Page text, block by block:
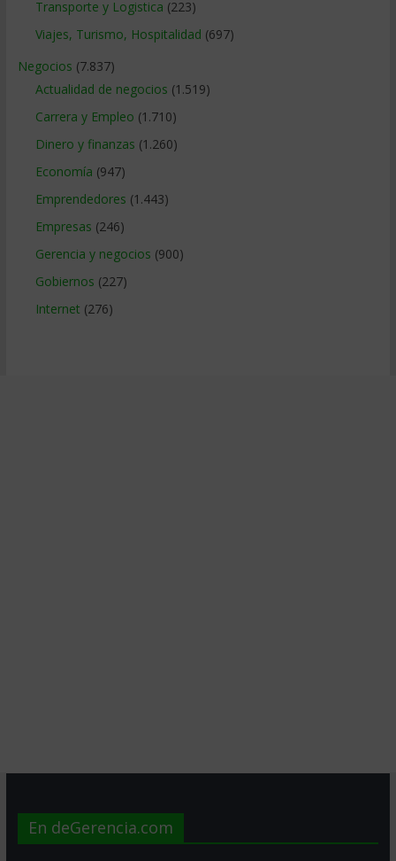
Transporte y Logistica (223)
Viajes, Turismo, Hospitalidad (697)
Negocios (7.837)
Actualidad de negocios (1.519)
Carrera y Empleo (1.710)
Dinero y finanzas (1.260)
Economía (947)
Emprendedores (1.443)
Empresas (246)
Gerencia y negocios (900)
Gobiernos (227)
Internet (276)
En deGerencia.com